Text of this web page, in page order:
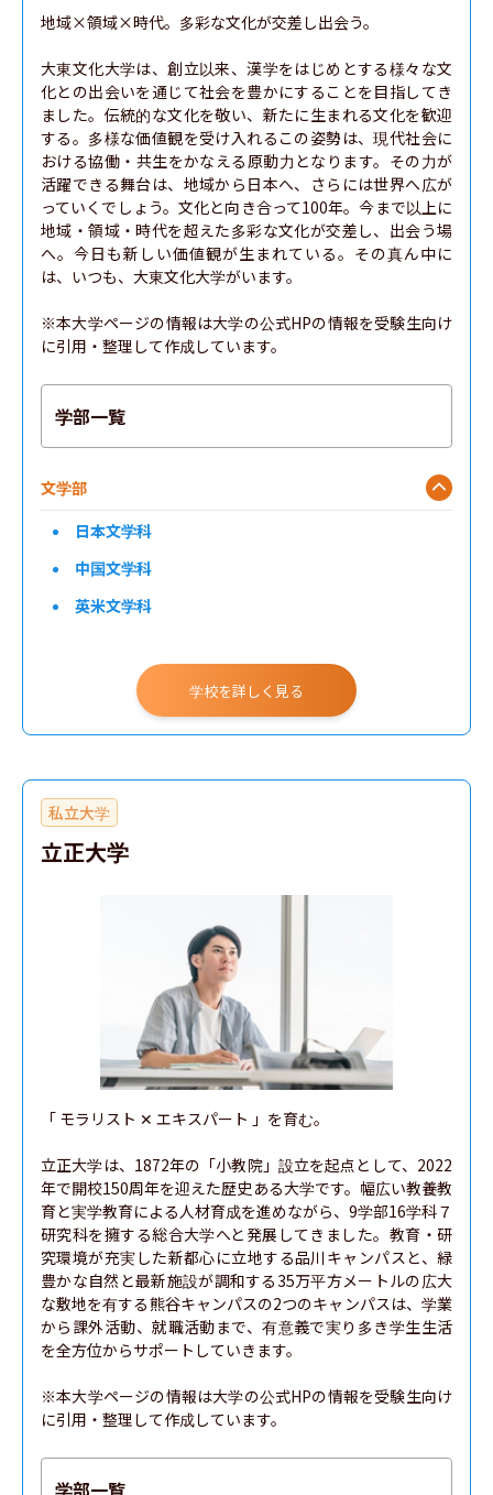
社会学部
福祉社会デザイン学部
健康スポーツ科学部
理工学部
総合情報学部
生命科学部
食環境科学部
地域×領域×時代。多彩な文化が交差し出会う。
大東文化大学は、創立以来、漢学をはじめとする様々な文
化との出会いを通じて社会を豊かにすることを目指してき
ました。伝統的な文化を敬い、新たに生まれる文化を歓迎
する。多様な価値観を受け入れるこの姿勢は、現代社会に
おける協働・共生をかなえる原動力となります。その力が
活躍できる舞台は、地域から日本へ、さらには世界へ広が
っていくでしょう。文化と向き合って100年。今まで以上に
地域・領域・時代を超えた多彩な文化が交差し、出会う場
へ。今日も新しい価値観が生まれている。その真ん中に
は、いつも、大東文化大学がいます。
※本大学ページの情報は大学の公式HPの情報を受験生向け
に引用・整理して作成しています。
学部一覧
文学部
日本文学科
中国文学科
英米文学科
歴史文化学科
外国語学部
スポーツ・健康科学部
社会学部
学校を詳しく見る
私立大学
立正大学
「 モラリスト ✕ エキスパート 」を育む。
立正大学は、1872年の「小教院」設立を起点として、2022
年で開校150周年を迎えた歴史ある大学です。幅広い教養教
育と実学教育による人材育成を進めながら、9学部16学科７
研究科を擁する総合大学へと発展してきました。教育・研
究環境が充実した新都心に立地する品川キャンパスと、緑
豊かな自然と最新施設が調和する35万平方メートルの広大
な敷地を有する熊谷キャンパスの2つのキャンパスは、学業
から課外活動、就職活動まで、有意義で実り多き学生生活
を全方位からサポートしていきます。
※本大学ページの情報は大学の公式HPの情報を受験生向け
に引用・整理して作成しています。
学部一覧